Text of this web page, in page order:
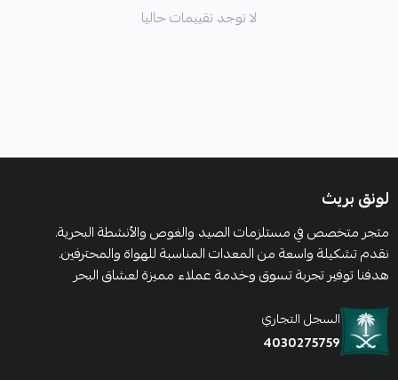
لا توجد تقييمات حاليا
لونق بريث
متجر متخصص في مستلزمات الصيد والغوص والأنشطة البحرية.
نقدم تشكيلة واسعة من المعدات المناسبة للهواة والمحترفين.
هدفنا توفير تجربة تسوق وخدمة عملاء مميزة لعشاق البحر
السجل التجاري
4030275759